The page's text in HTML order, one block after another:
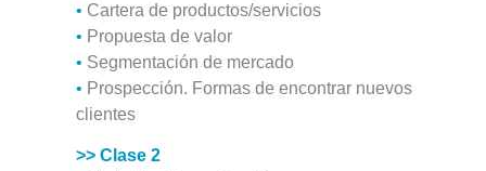
• Cartera de productos/servicios
• Propuesta de valor
• Segmentación de mercado
• Prospección. Formas de encontrar nuevos
clientes
>> Clase 2